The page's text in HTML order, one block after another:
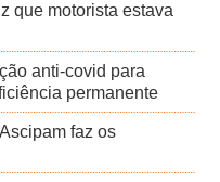
que motorista estava
anti-covid para
permanente
faz os